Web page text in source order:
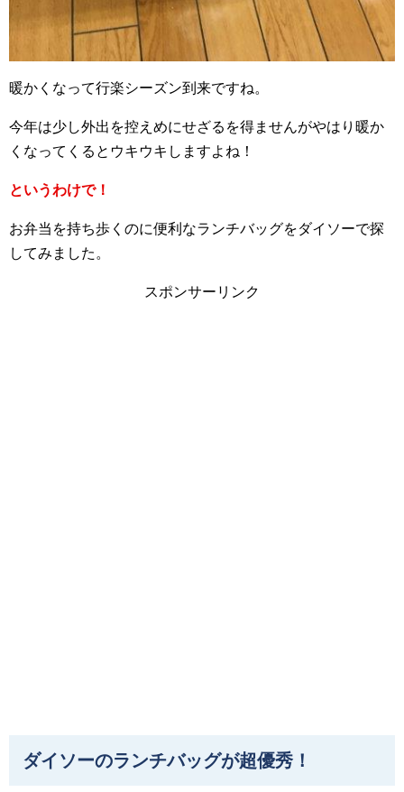
暖かくなって行楽シーズン到来ですね。
今年は少し外出を控えめにせざるを得ませんがやはり暖か
くなってくるとウキウキしますよね！
というわけで！
お弁当を持ち歩くのに便利なランチバッグをダイソーで探
してみました。
スポンサーリンク
ダイソーのランチバッグが超優秀！